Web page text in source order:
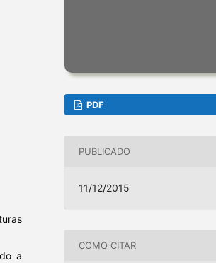
a
PDF
PUBLICADO
11/12/2015
COMO CITAR